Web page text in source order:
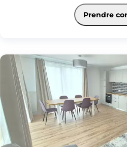
une petite chambre de 8 m² et une salle
chacune, un W.C. Profitez d'un jardin
un cagibi/laverie. La copropriété dispose
détente. Les charges comprennent :
Prendre